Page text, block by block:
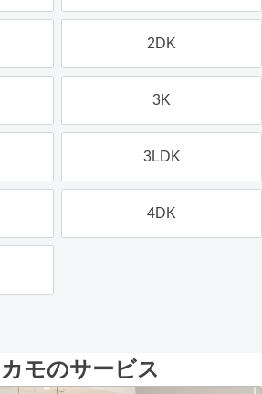
2DK
3K
3LDK
4DK
モのサービス